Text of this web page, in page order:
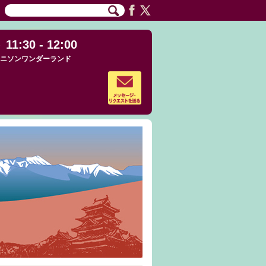
11:30 - 12:00
ソンワンダーランド